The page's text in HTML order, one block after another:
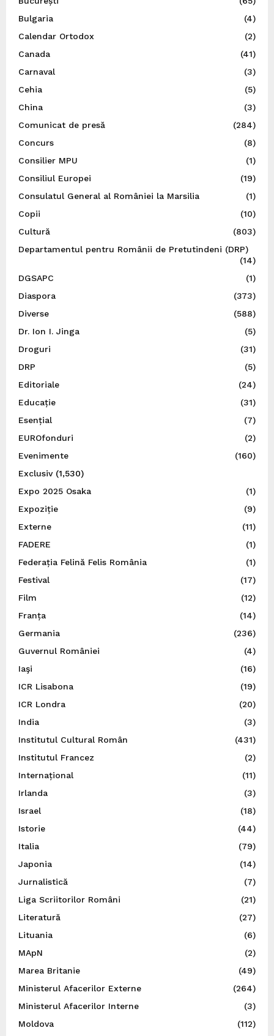
Bulgaria
(4)
Calendar Ortodox
(2)
Canada
(41)
Carnaval
(3)
Cehia
(5)
China
(3)
Comunicat de presă
(284)
Concurs
(8)
Consilier MPU
(1)
Consiliul Europei
(19)
Consulatul General al României la Marsilia
(1)
Copii
(10)
Cultură
(803)
Departamentul pentru Românii de Pretutindeni (DRP)
(14)
DGSAPC
(1)
Diaspora
(373)
Diverse
(588)
Dr. Ion I. Jinga
(5)
Droguri
(31)
DRP
(5)
Editoriale
(24)
Educație
(31)
Esențial
(7)
EUROfonduri
(2)
Evenimente
(160)
Exclusiv(1,530)
Expo 2025 Osaka
(1)
Expoziție
(9)
Externe
(11)
FADERE
(1)
Federația Felină Felis România
(1)
Festival
(17)
Film
(12)
Franța
(14)
Germania
(236)
Guvernul României
(4)
Iaşi
(16)
ICR Lisabona
(19)
ICR Londra
(20)
India
(3)
Institutul Cultural Român
(431)
Institutul Francez
(2)
Internațional
(11)
Irlanda
(3)
Israel
(18)
Istorie
(44)
Italia
(79)
Japonia
(14)
Jurnalistică
(7)
Liga Scriitorilor Români
(21)
Literatură
(27)
Lituania
(6)
MApN
(2)
Marea Britanie
(49)
Ministerul Afacerilor Externe
(264)
Ministerul Afacerilor Interne
(3)
Moldova
(112)